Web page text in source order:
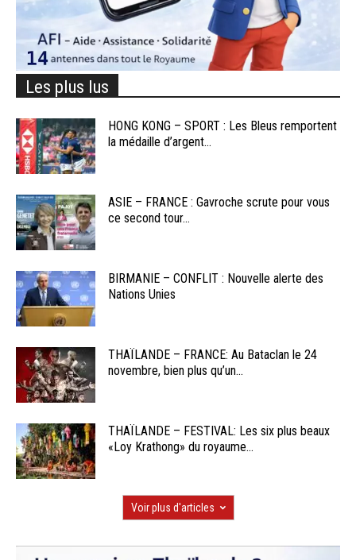
Les plus lus
HONG KONG – SPORT : Les Bleus remportent
la médaille d’argent...
ASIE – FRANCE : Gavroche scrute pour vous
ce second tour...
BIRMANIE – CONFLIT : Nouvelle alerte des
Nations Unies
THAÏLANDE – FRANCE: Au Bataclan le 24
novembre, bien plus qu’un...
THAÏLANDE – FESTIVAL: Les six plus beaux
«Loy Krathong» du royaume...
Voir plus d'articles